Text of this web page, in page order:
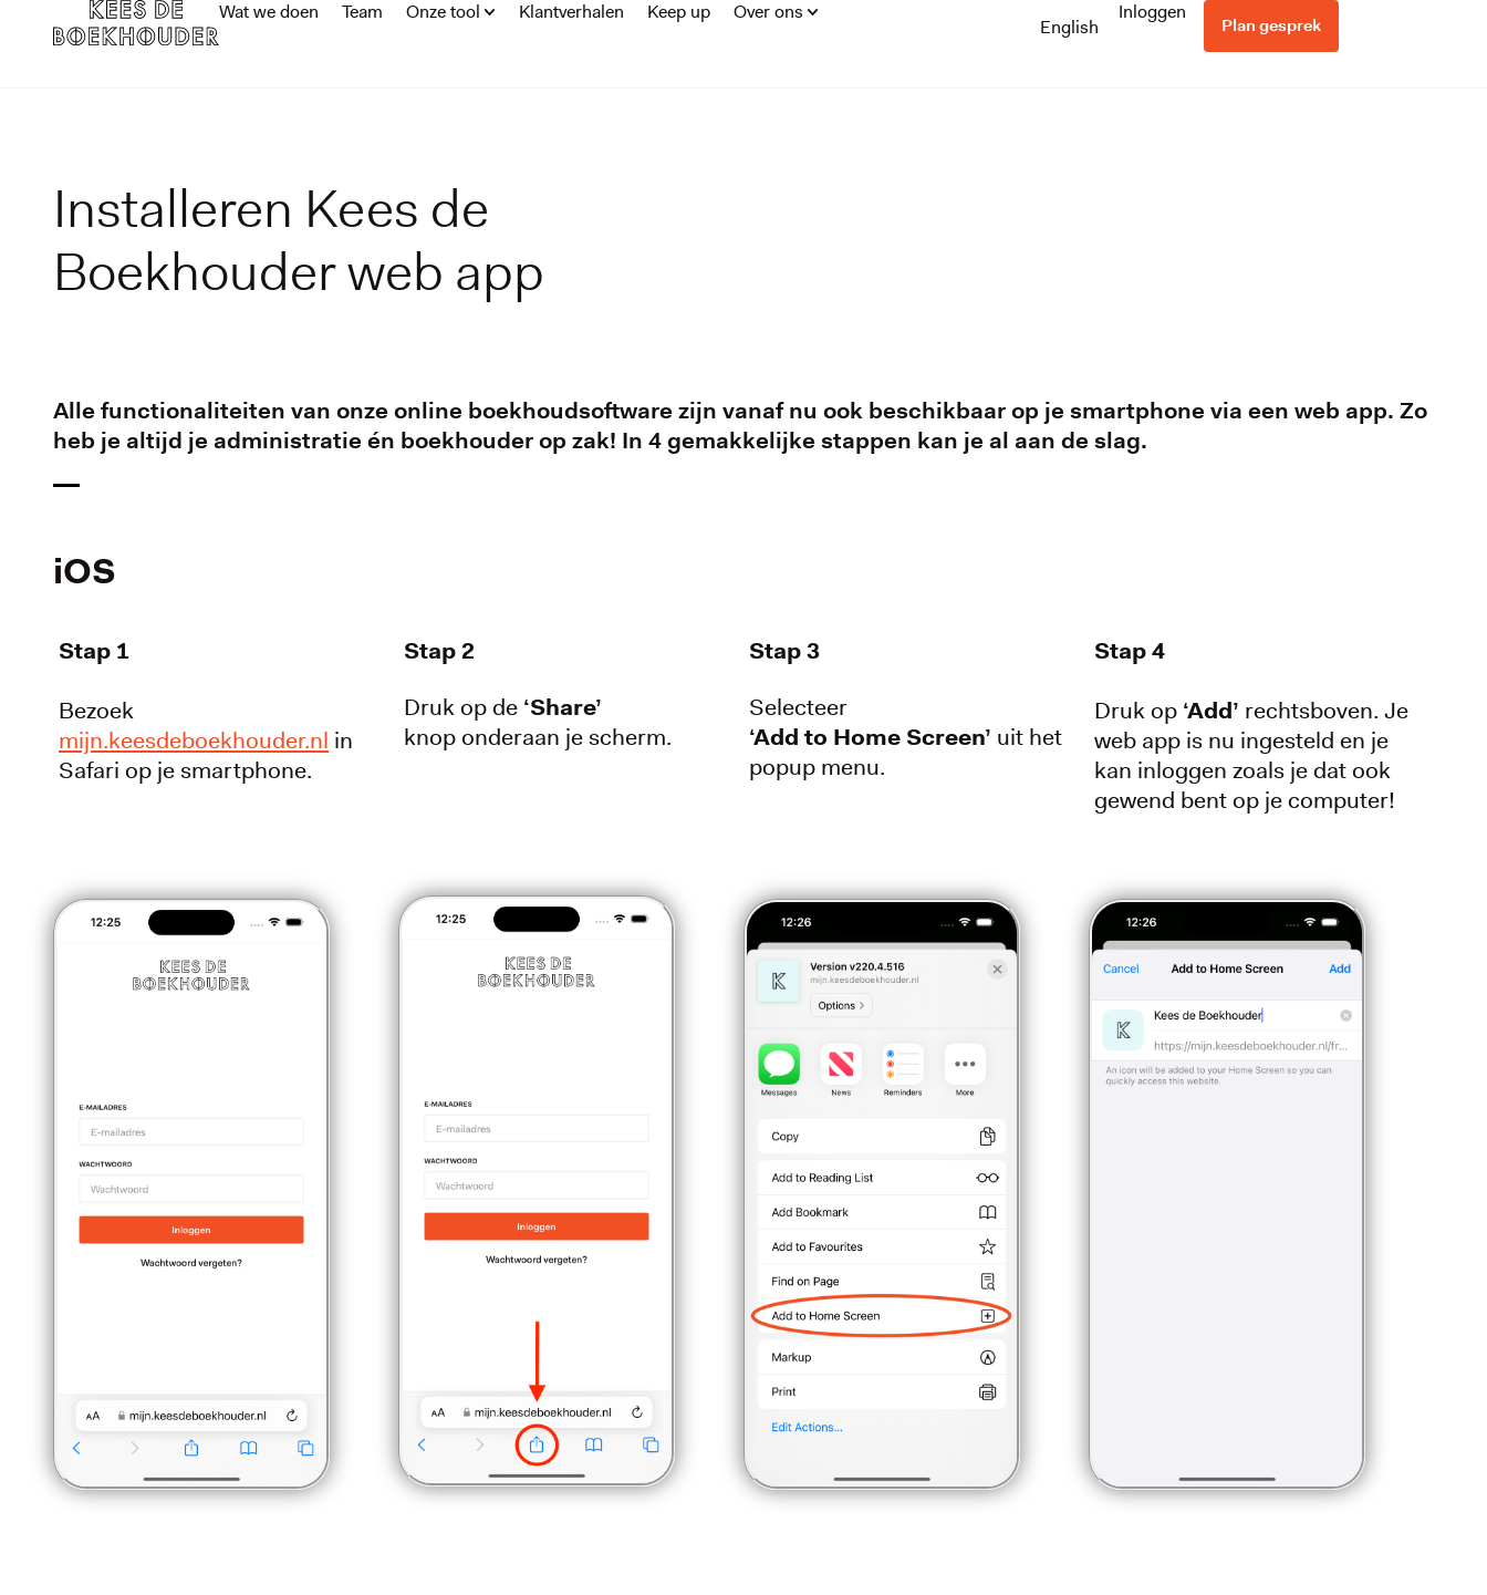
Wat we doen Team Onze tool Klantverhalen Keep up Over ons
English
Inloggen
Plan gesprek
Installeren Kees de
Boekhouder web app
Alle functionaliteiten van onze online boekhoudsoftware zijn vanaf nu ook beschikbaar op je smartphone via een web app. Zo
heb je altijd je administratie én boekhouder op zak! In 4 gemakkelijke stappen kan je al aan de slag.
iOS
Stap 1
Bezoek
mijn.keesdeboekhouder.nl in
Safari op je smartphone.
Stap 2
Druk op de ‘Share’
knop onderaan je scherm.
Stap 3
Selecteer
‘Add to Home Screen’ uit het
popup menu.
Stap 4
Druk op ‘Add’ rechtsboven. Je
web app is nu ingesteld en je
kan inloggen zoals je dat ook
gewend bent op je computer!